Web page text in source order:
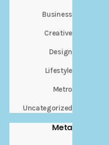
Business
Creative
Design
Lifestyle
Metro
Uncategorized
Meta